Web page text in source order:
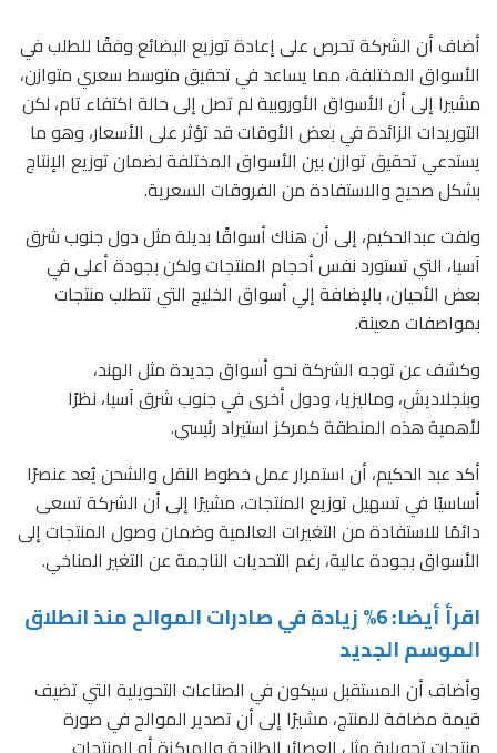
أضاف أن الشركة تحرص على إعادة توزيع البضائع وفقًا للطلب في
الأسواق المختلفة، مما يساعد في تحقيق متوسط سعري متوازن،
مشيرا إلى أن الأسواق الأوروبية لم تصل إلى حالة اكتفاء تام، لكن
التوريدات الزائدة في بعض الأوقات قد تؤثر على الأسعار، وهو ما
يستدعي تحقيق توازن بين الأسواق المختلفة لضمان توزيع الإنتاج
بشكل صحيح والاستفادة من الفروقات السعرية.
ولفت عبدالحكيم، إلى أن هناك أسواقًا بديلة مثل دول جنوب شرق
آسيا، التي تستورد نفس أحجام المنتجات ولكن بجودة أعلى في
بعض الأحيان، بالإضافة إلي أسواق الخليج التي تتطلب منتجات
بمواصفات معينة.
وكشف عن توجه الشركة نحو أسواق جديدة مثل الهند،
وبنجلاديش، وماليزيا، ودول أخرى في جنوب شرق آسيا، نظرًا
لأهمية هذه المنطقة كمركز استيراد رئيسي.
أكد عبد الحكيم، أن استمرار عمل خطوط النقل والشحن يُعد عنصرًا
أساسيًا في تسهيل توزيع المنتجات، مشيرًا إلى أن الشركة تسعى
دائمًا للاستفادة من التغيرات العالمية وضمان وصول المنتجات إلى
الأسواق بجودة عالية، رغم التحديات الناجمة عن التغير المناخي.
اقرأ أيضا: 6% زيادة في صادرات الموالح منذ انطلاق
الموسم الجديد
وأضاف أن المستقبل سيكون في الصناعات التحويلية التي تضيف
قيمة مضافة للمنتج، مشيرًا إلى أن تصدير الموالح في صورة